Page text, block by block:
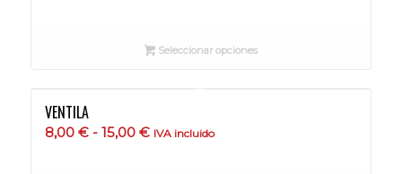
desde
Seleccionar opciones
VENTILA
8,00 € - 15,00 €Rango
IVA incluido